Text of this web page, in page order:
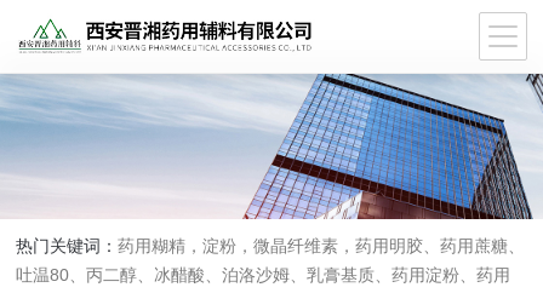
热门关键词：药用糊精，淀粉，微晶纤维素，药用明胶、药用蔗糖、
吐温80、丙二醇、冰醋酸、泊洛沙姆、乳膏基质、药用淀粉、药用